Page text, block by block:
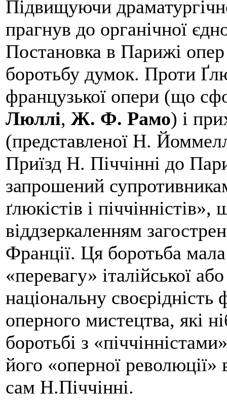
Підвищуючи
прагнув до органічної
Постановка в Парижі
боротьбу думок. Проти
французької опери (що
Люллі, Ж. Ф. Рамо) і
(представленої Н.
Приїзд Н. Піччінні до
запрошений
ґлюкістів і
віддзеркаленням
Франції. Ця боротьба
«перевагу» італійської
національну
оперного мистецтва, які
боротьбі з
його «оперної революції»
сам Н.Піччінні.